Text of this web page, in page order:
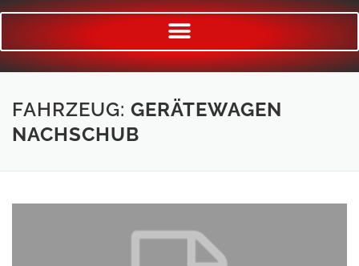
FAHRZEUG: GERÄTEWAGEN
NACHSCHUB